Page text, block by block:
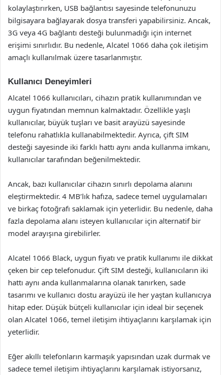
kolaylaştırırken, USB bağlantısı sayesinde telefonunuzu
bilgisayara bağlayarak dosya transferi yapabilirsiniz. Ancak,
3G veya 4G bağlantı desteği bulunmadığı için internet
erişimi sınırlıdır. Bu nedenle, Alcatel 1066 daha çok iletişim
amaçlı kullanılmak üzere tasarlanmıştır.
Kullanıcı Deneyimleri
Alcatel 1066 kullanıcıları, cihazın pratik kullanımından ve
uygun fiyatından memnun kalmaktadır. Özellikle yaşlı
kullanıcılar, büyük tuşları ve basit arayüzü sayesinde
telefonu rahatlıkla kullanabilmektedir. Ayrıca, çift SIM
desteği sayesinde iki farklı hattı aynı anda kullanma imkanı,
kullanıcılar tarafından beğenilmektedir.
Ancak, bazı kullanıcılar cihazın sınırlı depolama alanını
eleştirmektedir. 4 MB’lık hafıza, sadece temel uygulamaları
ve birkaç fotoğrafı saklamak için yeterlidir. Bu nedenle, daha
fazla depolama alanı isteyen kullanıcılar için alternatif bir
model arayışına girebilirler.
Alcatel 1066 Black, uygun fiyatı ve pratik kullanımı ile dikkat
çeken bir cep telefonudur. Çift SIM desteği, kullanıcıların iki
hattı aynı anda kullanmalarına olanak tanırken, sade
tasarımı ve kullanıcı dostu arayüzü ile her yaştan kullanıcıya
hitap eder. Düşük bütçeli kullanıcılar için ideal bir seçenek
olan Alcatel 1066, temel iletişim ihtiyaçlarını karşılamak için
yeterlidir.
Eğer akıllı telefonların karmaşık yapısından uzak durmak ve
sadece temel iletişim ihtiyaçlarını karşılamak istiyorsanız,